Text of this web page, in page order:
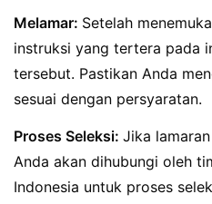
Melamar: Setelah
instruksi yang tertera pada
tersebut. Pastikan Anda
sesuai dengan persyaratan.
Proses Seleksi: Jika
Anda akan dihubungi oleh
Indonesia untuk proses